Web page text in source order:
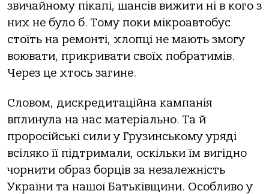
звичайному пікапі, шансів вижити ні в кого з
них не було б. Тому поки мікроавтобус
стоїть на ремонті, хлопці не мають змогу
воювати, прикривати своїх побратимів.
Через це хтось загине.
Словом, дискредитаційна кампанія
вплинула на нас матеріально. Та й
проросійські сили у Грузинському уряді
всіляко її підтримали, оскільки їм вигідно
чорнити образ борців за незалежність
України та нашої Батьківщини. Особливо у